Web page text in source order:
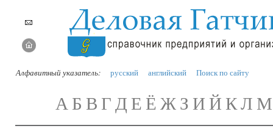
Алфавитный указатель: русский английский Поиск по сайту
АБ В ГД Е ЁЖЗ И Й КЛ М